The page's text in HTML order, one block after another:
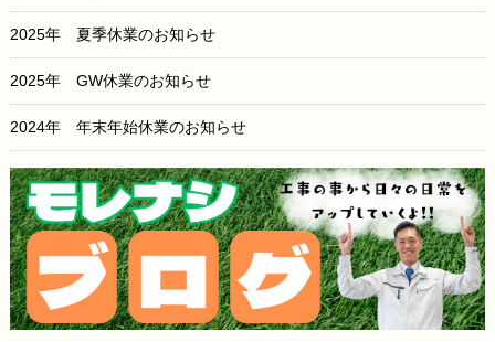
2025年 夏季休業のお知らせ
2025年 GW休業のお知らせ
2024年 年末年始休業のお知らせ